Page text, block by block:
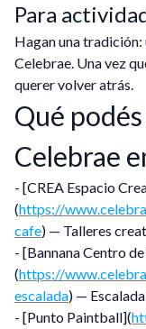
Para
Hagan una
Celebrae. Una vez
querer volver atrás.
Qué
Celebrae
- [CREA Espacio
(https://
cafe) — Talleres
- [Bannana Centro
(https://
escalada) —
- [Punto Paintball](